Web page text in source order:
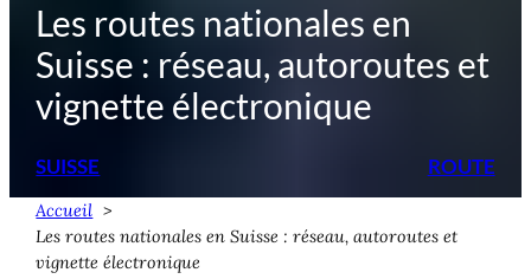
Les routes nationales en
Suisse : réseau, autoroutes et
vignette électronique
SUISSE ROUTE
Accueil
Les routes nationales en Suisse : réseau, autoroutes et
vignette électronique